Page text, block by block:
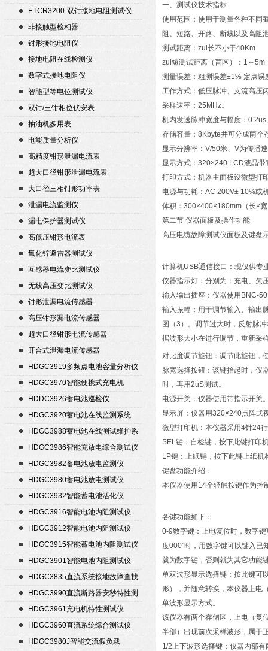
平表/电平振荡器
ETCR3200-双钳接地电阻测试仪
非接触型检相器
钳形接地电阻仪
接地电阻在线检测仪
数字式接地电阻仪
智能型等电位测试仪
双钳/三钳相位伏安表
抽油机多用表
电能质量分析仪
高精度钳形泄漏电流表
超大口径钳形泄漏电流表
大口径三相钳形功率表
泄漏电流监测仪
漏电保护器测试仪
高低压钳形电流表
氧化锌避雷器测试仪
互感器电流变比测试仪
无线高压变比测试仪
钳形泄漏电流传感器
高压钳形漏电流传感器
超大口径钳形电流传感器
开合式泄漏电流传感器
HDGC3919多频点电池容量分析仪
HDGC3970智能便携式充电机
HDDC3926蓄电池巡检仪
HDGC3920蓄电池在线监测系统
HDGC3988蓄电池在线测试维护系
统
HDGC3986智能充放电综合测试仪
HDGC3982蓄电池放电监测仪
HDGC3980蓄电池放电测试仪
HDGC3932智能蓄电池活化仪
HDGC3916智能电池内阻测试仪
HDGC3912智能电池内阻测试仪
HDGC3915智能蓄电池内阻测试仪
HDGC3901智能电池内阻测试仪
HDGC3835直流系统接地故障查找
仪
HDGC3990直流断路器安秒特性测
试仪
HDGC3961充电机特性测试仪
HDGC3960直流系统综合测试仪
HDGC3980J智能交流假负载
一、测试仪技术指标
使用范围：使用于测量各种不同
阻、短路、开路、断线以及高阻
测试距离：zui长不小于40Km
zui短测试距离（盲区）：1～5m
测量误差：粗测误差±1% 定点误
工作方式：低压脉冲、支流高压
采样速率：25MHz。
机内发送脉冲宽度与幅度：
存储容量：8Kbyte并可分成两个
显示分辨率：V/50米、V为传播
显示方式：320×240 LCD液晶带
打印方式：机器主面板设微型打
电源与功耗：AC 200V± 10%或
体积：300×400×180mm（长×
第二节 仪器面板及操作功能
高压电缆故障测试仪面板及键盘
计算机USB通信接口：现仅供专
仪器指示灯：分别为：充电、欠
输入输出插座：仪器使用BNC-
输入振幅：用于调节输入、输出
图（3）。调节过大时，反射脉
据波形大小在进行调节，重新采
对比度调节旋钮：调节此旋钮，
脉宽选择按钮：该键抬起时，仪
时，再用2uS测试。
电源开关：仪器使用带指示开关
显示屏：仪器用320×240点阵式
微型打印机：本仪器采用4针24
SEL键：自检键，按下此键打印
LP键：上纸键，按下此键上纸
键盘功能介绍：
本仪器使用14个轻触按键作为控
各键功能如下：
0-9数字键：上电复位时，数字
度000”时，用数字键可以键入
就为数字键，否则就为其它功能
单双波形显示选择键：按此键可
形），并随意转换，本仪器上电
单波形显示方式。
该仪器有两个存储区，上电（复
半部）出现前次采样波形，属于
1/2上下波形选择键：仪器内部